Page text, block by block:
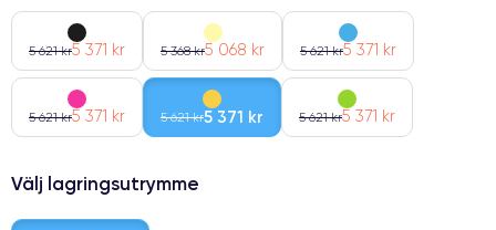
5 621 kr5 371 kr 5 368 kr5 068 kr 5 621 kr5 371 kr
5 621 kr5 371 kr 5 621 kr5 371 kr 5 621 kr5 371 kr
Välj lagringsutrymme